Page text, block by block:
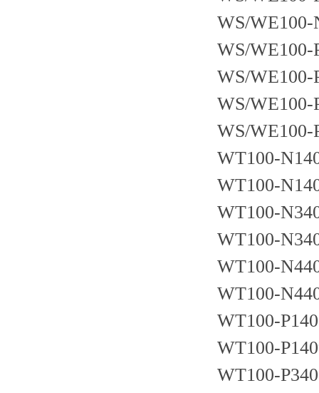
WS/WE100-
WS/WE100-
WS/WE100-
WS/WE100-
WS/WE100-
WT100-
WT100-
WT100-
WT100-
WT100-
WT100-
WT100-
WT100-
WT100-